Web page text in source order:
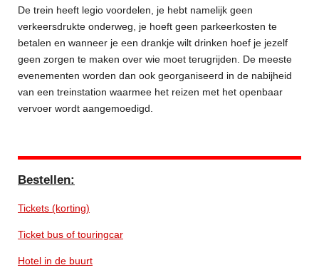
De trein heeft legio voordelen, je hebt namelijk geen
verkeersdrukte onderweg, je hoeft geen parkeerkosten te
betalen en wanneer je een drankje wilt drinken hoef je jezelf
geen zorgen te maken over wie moet terugrijden. De meeste
evenementen worden dan ook georganiseerd in de nabijheid
van een treinstation waarmee het reizen met het openbaar
vervoer wordt aangemoedigd.
Bestellen:
Tickets (korting)
Ticket bus of touringcar
Hotel in de buurt